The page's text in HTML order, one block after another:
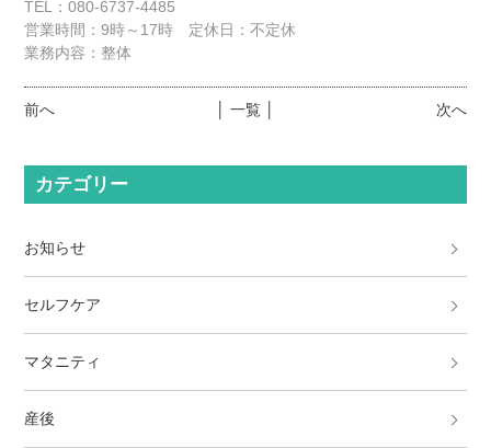
TEL：080-6737-4485
営業時間：9時～17時 定休日：不定休
業務内容：整体
前へ 次へ
│ 一覧 │
カテゴリー
お知らせ
セルフケア
マタニティ
産後